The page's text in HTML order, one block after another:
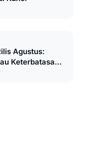
Agustus:
Keterbatasan